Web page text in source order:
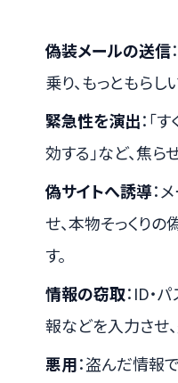
偽装メールの送信
乗り、もっともら
緊急性を演出：「
効する」など、焦ら
偽サイトへ誘導：
せ、本物そっくり
す。
情報の窃取：ID・
報などを入力させ
悪用：盗んだ情報